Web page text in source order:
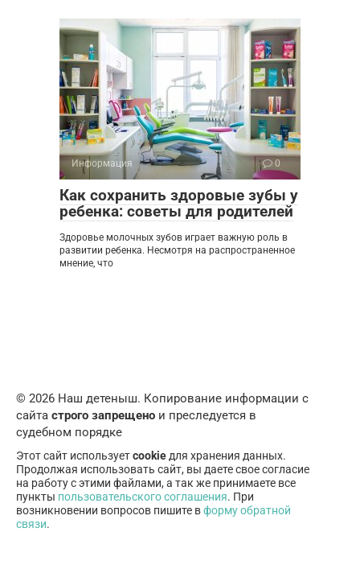
Информация 0
Как сохранить здоровые зубы у
ребенка: советы для родителей
Здоровье молочных зубов играет важную роль в
развитии ребенка. Несмотря на распространенное
мнение, что
© 2026 Наш детеныш. Копирование информации с
сайта строго запрещено и преследуется в
судебном порядке
Этот сайт используетcookie для хранения данных.
Продолжая использовать сайт, вы даете свое согласие
на работу с этими файлами, а так же принимаете все
пункты пользовательского соглашения. При
возникновении вопросов пишите вформу обратной
связи.